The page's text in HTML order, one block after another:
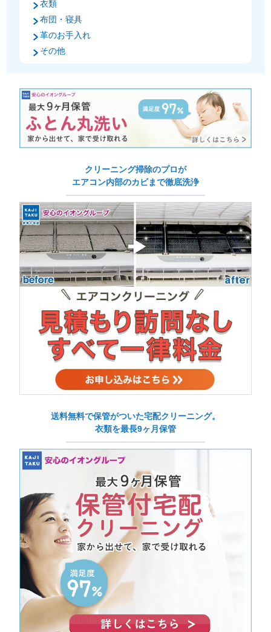
衣類
布団・寝具
革のお手入れ
その他
クリーニング掃除のプロが
エアコン内部のカビまで徹底洗浄
送料無料で保管がついた宅配クリーニング。
衣類を最長9ヶ月保管